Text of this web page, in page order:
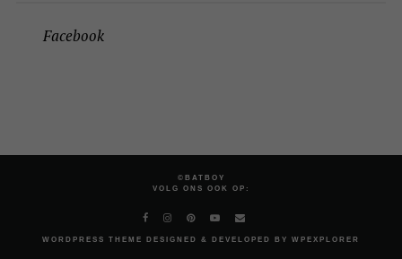
Facebook
©BATBOY
VOLG ONS OOK OP:
WORDPRESS THEME DESIGNED & DEVELOPED BY WPEXPLORER